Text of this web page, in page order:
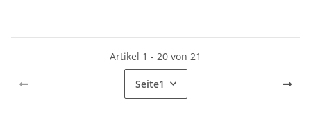
Artikel 1 - 20 von 21
Seite1